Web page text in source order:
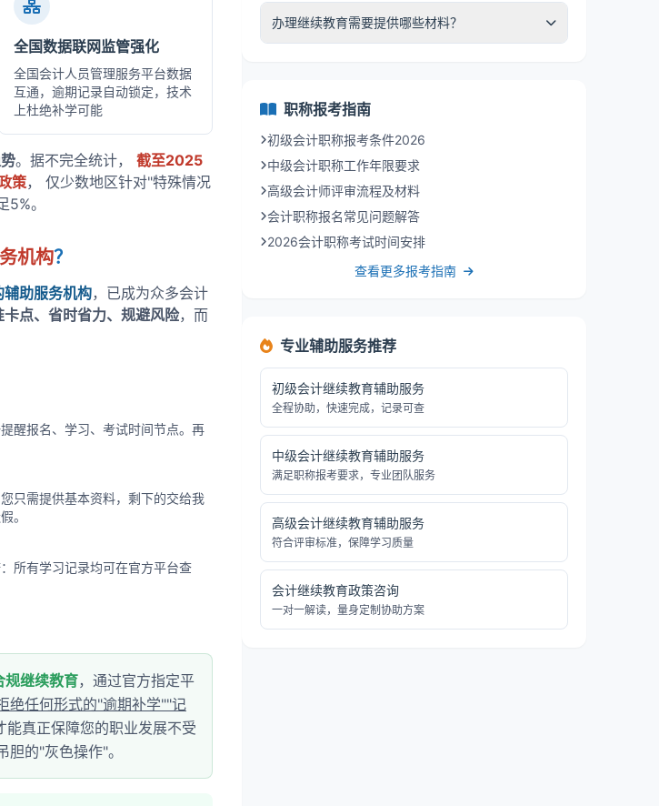
全国数据联网监管强化
全国会计人员管理服务平台数据
互通，逾期记录自动锁定，技术
上杜绝补学可能
。据不完全统计， 截至2025
策， 仅少数地区针对"特殊情况
。
机构？
助服务机构，已成为众多会计
卡点、省时省力、规避风险，而
醒报名、学习、考试时间节点。再
只需提供基本资料，剩下的交给我
。
所有学习记录均可在官方平台查
规继续教育，通过官方指定平
绝任何形式的"逾期补学""记
真正保障您的职业发展不受
的"灰色操作"。
办理继续教育需要提供哪些材料？
职称报考指南
初级会计职称报考条件2026
中级会计职称工作年限要求
高级会计师评审流程及材料
会计职称报名常见问题解答
2026会计职称考试时间安排
查看更多报考指南
专业辅助服务推荐
初级会计继续教育辅助服务
全程协助，快速完成，记录可查
中级会计继续教育辅助服务
满足职称报考要求，专业团队服务
高级会计继续教育辅助服务
符合评审标准，保障学习质量
会计继续教育政策咨询
一对一解读，量身定制协助方案